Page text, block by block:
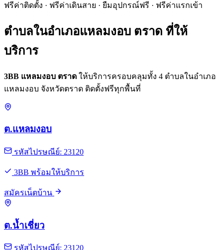
ฟรีค่าติดตั้ง · ฟรีค่าเดินสาย · ยืมอุปกรณ์ฟรี · ฟรีค่าแรกเข้า
ตำบลในอำเภอแหลมงอบ ตราด ที่ให้
บริการ
3BB แหลมงอบ ตราด ให้บริการครอบคลุมทั้ง 4 ตำบลในอำเภอ
แหลมงอบ จังหวัดตราด ติดตั้งฟรีทุกพื้นที่
ต.แหลมงอบ
รหัสไปรษณีย์: 23120
3BB พร้อมให้บริการ
สมัครเน็ตบ้าน
ต.น้ำเชี่ยว
รหัสไปรษณีย์: 23120